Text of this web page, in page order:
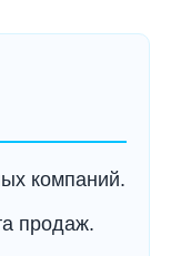
компаний.
продаж.